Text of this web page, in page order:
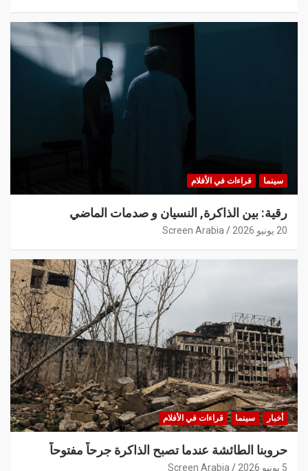
سينما قراءات في الأفلام
رقية: بين الذاكرة, النسيان و صدمات الماضي
20 يونيو 2026 Screen Arabia
أخبار سينما قراءات في الأفلام
حروبنا الطائشة عندما تصبح الذاكرة جرحاً مفتوحاً
5 يونيو 2026 Screen Arabia